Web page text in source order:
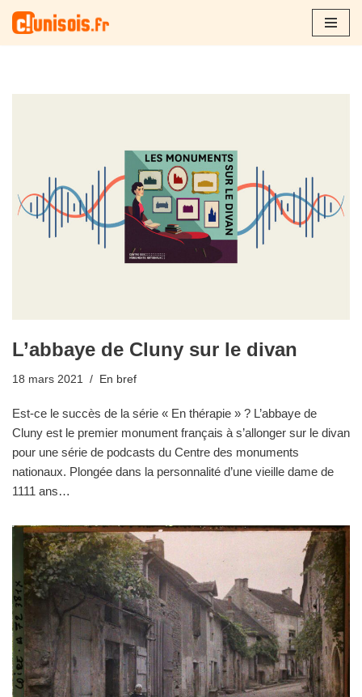
Aller
L’abbaye de Cluny sur le divan
18 mars 2021 En bref
Est-ce le succès de la série « En thérapie » ? L’abbaye de
Cluny est le premier monument français à s’allonger sur le divan
pour une série de podcasts du Centre des monuments
nationaux. Plongée dans la personnalité d’une vieille dame de
1111 ans…